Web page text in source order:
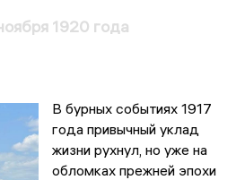
1920 года
В бурных событиях 1917
года привычный уклад
жизни рухнул, но уже на
обломках прежней эпохи